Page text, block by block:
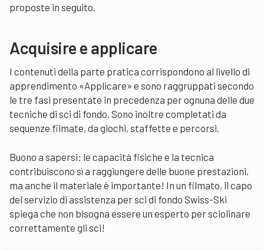
proposte in seguito.
Acquisire e applicare
I contenuti della parte pratica corrispondono al livello di
apprendimento «Applicare» e sono raggruppati secondo
le tre fasi presentate in precedenza per ognuna delle due
tecniche di sci di fondo. Sono inoltre completati da
sequenze filmate, da giochi, staffette e percorsi.
Buono a sapersi: le capacità fisiche e la tecnica
contribuiscono sì a raggiungere delle buone prestazioni,
ma anche il materiale è importante! In un filmato, il capo
del servizio di assistenza per sci di fondo Swiss-Ski
spiega che non bisogna essere un esperto per sciolinare
correttamente gli sci!